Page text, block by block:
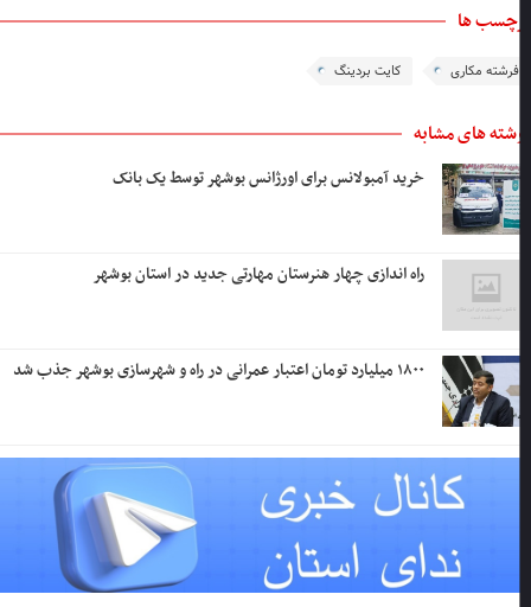
ها
فرشته مکاری کایت بردینگ
های مشابه
خرید آمبولانس برای اورژانس بوشهر توسط یک بانک
راه اندازی چهار هنرستان مهارتی جدید در استان بوشهر
۱۸۰۰ میلیارد تومان اعتبار عمرانی در راه و شهرسازی بوشهر جذب شد